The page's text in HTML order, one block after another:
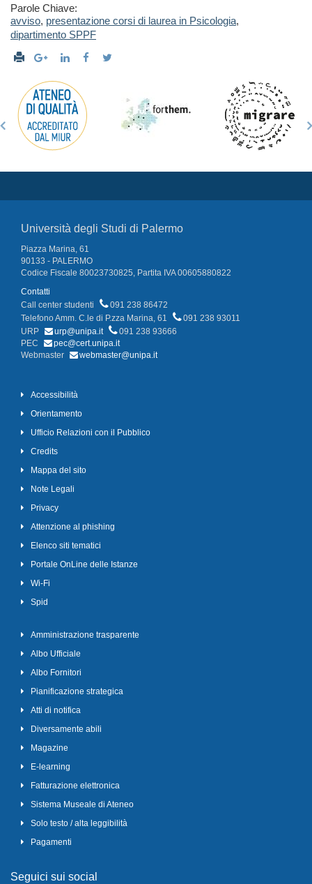
Parole Chiave:
avviso, presentazione corsi di laurea in Psicologia,
dipartimento SPPF
Università degli Studi di Palermo
Piazza Marina, 61
90133 - PALERMO
Codice Fiscale 80023730825, Partita IVA 00605880822
Contatti
Call center studenti
091 238 86472
Telefono Amm. C.le di P.zza Marina, 61
091 238 93011
URP
urp@unipa.it
091 238 93666
PEC
pec@cert.unipa.it
Webmaster
webmaster@unipa.it
Accessibilità
Orientamento
Ufficio Relazioni con il Pubblico
Credits
Mappa del sito
Note Legali
Privacy
Attenzione al phishing
Elenco siti tematici
Portale OnLine delle Istanze
Wi-Fi
Spid
Amministrazione trasparente
Albo Ufficiale
Albo Fornitori
Pianificazione strategica
Atti di notifica
Diversamente abili
Magazine
E-learning
Fatturazione elettronica
Sistema Museale di Ateneo
Solo testo / alta leggibilità
Pagamenti
Seguici sui social